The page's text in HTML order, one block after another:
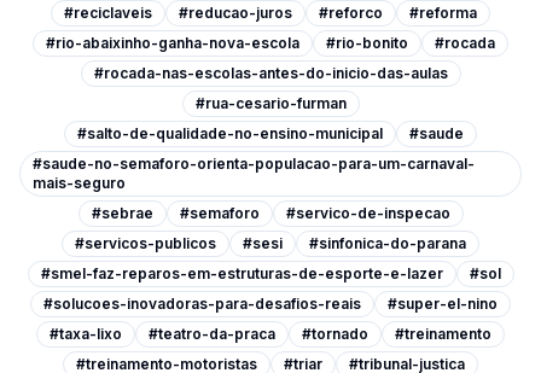
#reciclaveis
#reducao-juros #reforco
#reforma
#rio-abaixinho-ganha-nova-escola
#rio-bonito
#rocada
#rocada-nas-escolas-antes-do-inicio-das-aulas
#rua-cesario-furman
#salto-de-qualidade-no-ensino-municipal
#saude
#saude-no-semaforo-orienta-populacao-para-um-carnaval-
mais-seguro
#sebrae
#semaforo
#servico-de-inspecao
#servicos-publicos
#sesi
#sinfonica-do-parana
#smel-faz-reparos-em-estruturas-de-esporte-e-lazer
#sol
#solucoes-inovadoras-para-desafios-reais
#super-el-nino
#taxa-lixo
#teatro-da-praca #tornado
#treinamento
#treinamento-motoristas
#triar #tribunal-justica